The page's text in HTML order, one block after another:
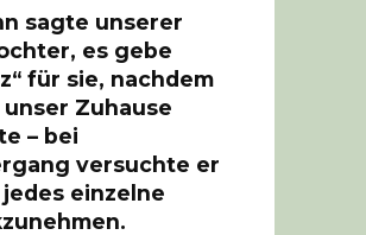
sagte unserer
es gebe
für sie, nachdem
Zuhause
– bei
versuchte er
einzelne